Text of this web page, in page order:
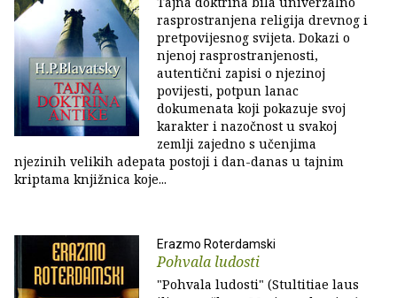
rasprostranjena religija drevnog i
pretpovijesnog svijeta. Dokazi o
njenoj rasprostranjenosti,
autentični zapisi o njezinoj
povijesti, potpun lanac
dokumenata koji pokazuje svoj
karakter i nazočnost u svakoj
zemlji zajedno s učenjima
njezinih velikih adepata postoji i dan-danas u tajnim
kriptama knjižnica koje...
Erazmo Roterdamski
Pohvala ludosti
"Pohvala ludosti" (Stultitiae laus